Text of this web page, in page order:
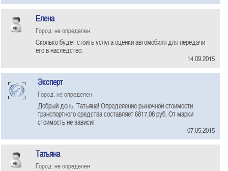
Елена
Город: не определен
Сколько будет стоить услуга оценки автомобиля для передачи
его в наследство.
14.09.2015
Эксперт
Город: не определен
Добрый день, Татьяна! Определение рыночной стоимости
транспортного средства составляет 6817,08 руб. От марки
стоимость не зависит.
07.05.2015
Татьяна
Город: не определен